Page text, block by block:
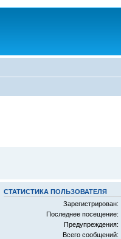
СТАТИСТИКА ПОЛЬЗОВАТЕЛЯ
Зарегистрирован:
Последнее посещение:
Предупреждения:
Всего сообщений: